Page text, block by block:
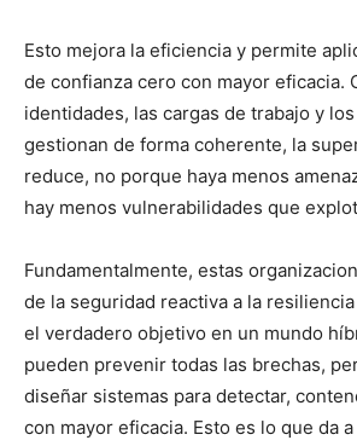
Esto mejora la eficiencia y permite
de confianza cero con mayor eficacia.
identidades, las cargas de trabajo y
gestionan de forma coherente, la
reduce, no porque haya menos
hay menos vulnerabilidades que
Fundamentalmente, estas
de la seguridad reactiva a la
el verdadero objetivo en un mundo
pueden prevenir todas las brechas,
diseñar sistemas para detectar,
con mayor eficacia. Esto es lo que da